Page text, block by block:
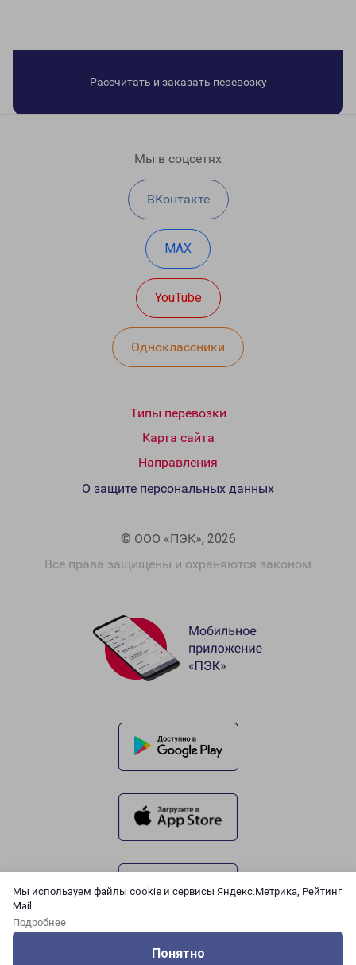
Мы используем файлы cookie и сервисы Яндекс.Метрика, Рейтинг
Mail
Подробнее
Понятно
Рассчитать и заказать перевозку
Мы в соцсетях
ВКонтакте
MAX
YouTube
Одноклассники
Типы перевозки
Карта сайта
Направления
© ООО «ПЭК», 2026
Все права защищены и охраняются законом
О защите персональных данных